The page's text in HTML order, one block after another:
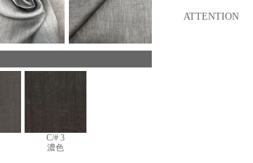
C/# 3
濃色
ATTENTION